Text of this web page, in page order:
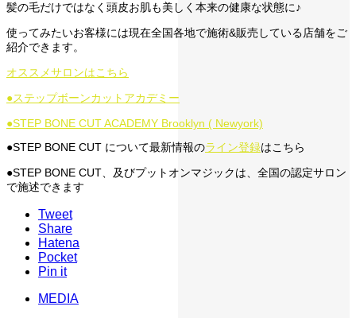
髪の毛だけではなく頭皮お肌も美しく本来の健康な状態に♪
使ってみたいお客様には現在全国各地で施術&販売している店舗をご
紹介できます。
オススメサロンはこちら
●ステップボーンカットアカデミー
●STEP BONE CUT ACADEMY Brooklyn ( Newyork)
●STEP BONE CUT について最新情報のライン登録はこちら
●STEP BONE CUT、及びプットオンマジックは、全国の認定サロン
で施述できます
Tweet
Share
Hatena
Pocket
Pin it
MEDIA